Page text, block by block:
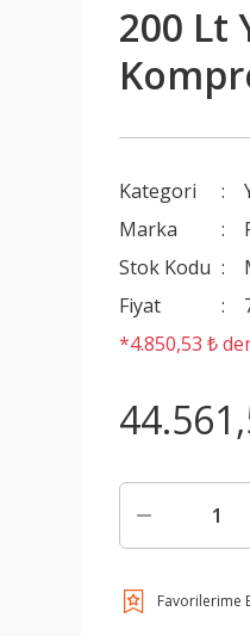
200 Lt
Kategori
Marka
Stok Kodu
Fiyat
*4.850,53 ₺